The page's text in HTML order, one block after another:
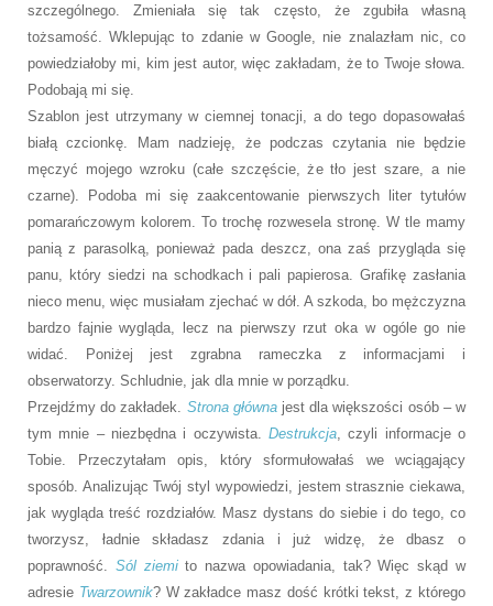
szczególnego. Zmieniała się tak często, że zgubiła własną
tożsamość. Wklepując to zdanie w Google, nie znalazłam nic, co
powiedziałoby mi, kim jest autor, więc zakładam, że to Twoje słowa.
Podobają mi się.
Szablon jest utrzymany w ciemnej tonacji, a do tego dopasowałaś
białą czcionkę. Mam nadzieję, że podczas czytania nie będzie
męczyć mojego wzroku (całe szczęście, że tło jest szare, a nie
czarne). Podoba mi się zaakcentowanie pierwszych liter tytułów
pomarańczowym kolorem. To trochę rozwesela stronę. W tle mamy
panią z parasolką, ponieważ pada deszcz, ona zaś przygląda się
panu, który siedzi na schodkach i pali papierosa. Grafikę zasłania
nieco menu, więc musiałam zjechać w dół. A szkoda, bo mężczyzna
bardzo fajnie wygląda, lecz na pierwszy rzut oka w ogóle go nie
widać. Poniżej jest zgrabna rameczka z informacjami i
obserwatorzy. Schludnie, jak dla mnie w porządku.
Przejdźmy do zakładek. Strona głównajest dla większości osób – w
tym mnie – niezbędna i oczywista. Destrukcja, czyli informacje o
Tobie. Przeczytałam opis, który sformułowałaś we wciągający
sposób. Analizując Twój styl wypowiedzi, jestem strasznie ciekawa,
jak wygląda treść rozdziałów. Masz dystans do siebie i do tego, co
tworzysz, ładnie składasz zdania i już widzę, że dbasz o
poprawność. Sól ziemito nazwa opowiadania, tak? Więc skąd w
adresie Twarzownik? W zakładce masz dość krótki tekst, z którego